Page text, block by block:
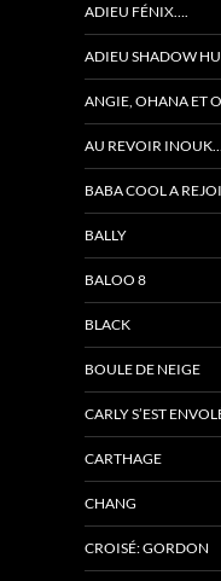
ADIEU FÉNIX….
ADIEU SHADOW
ANGIE, OHANA ET
AU REVOIR INOUK…
BABA COOL A
BALLY
BALOO 8
BLACK
BOULE DE NEIGE
CARLY S’EST
CARTHAGE
CHANG
CROISÉ: GORDON